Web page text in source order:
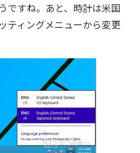
ですね。あと、時計は米国
ティングメニューから変更